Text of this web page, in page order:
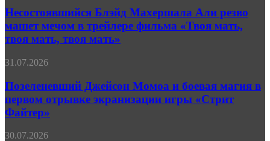
Санту
и
его
жену
Махершала
резво
машет
в
фильма
«Твоя
мать,
твоя
мать,
Несостоявшийся Блэйд Махершала Али резво
машет мечом в трейлере фильма «Твоя мать,
твоя мать, твоя мать»
Позеленевший
Момоа
и
боевая
магия
первом
31.07.2026
Позеленевший Джейсон Момоа и боевая магия в
первом отрывке экранизации игры «Стрит
Файтер»
Стильный
30.07.2026